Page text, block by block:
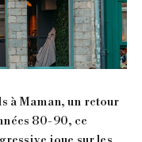
à Maman, un retour
80-90, ce